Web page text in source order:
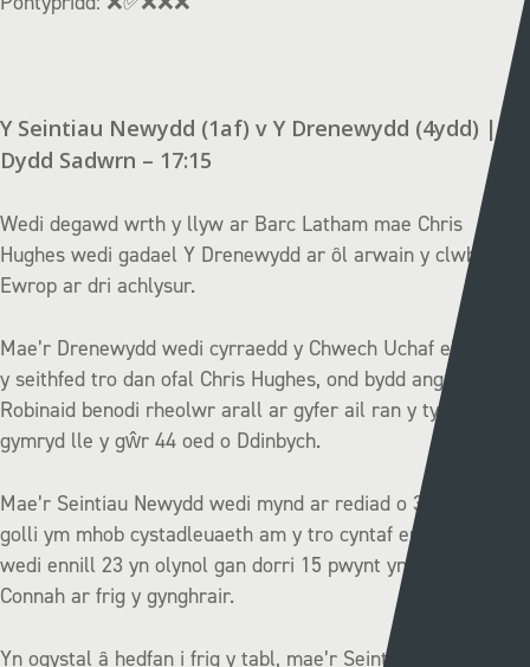
Y Seintiau Newydd (1af) v Y Drenewydd (4ydd) |
Dydd Sadwrn – 17:15
Wedi degawd wrth y llyw ar Barc Latham mae Chris
Hughes wedi gadael Y Drenewydd ar ôl arwain y clwb i
Ewrop ar dri achlysur.
Mae’r Drenewydd wedi cyrraedd y Chwech Uchaf eleni am
y seithfed tro dan ofal Chris Hughes, ond bydd angen i’r
Robinaid benodi rheolwr arall ar gyfer ail ran y tymor i
gymryd lle y gŵr 44 oed o Ddinbych.
Mae’r Seintiau Newydd wedi mynd ar rediad o 31 gêm heb
golli ym mhob cystadleuaeth am y tro cyntaf ers 2017, ac
wedi ennill 23 yn olynol gan dorri 15 pwynt yn glir o Gei
Connah ar frig y gynghrair.
Yn ogystal â hedfan i frig y tabl, mae’r Seintiau Newydd